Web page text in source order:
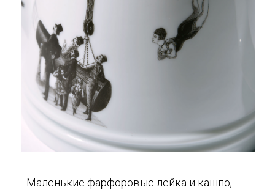
Маленькие фарфоровые лейка и кашпо,